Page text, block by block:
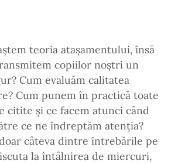
teoria atașamentului, însă
copiilor noștri un
Cum evaluăm calitatea
Cum punem în practică toate
citite și ce facem atunci când
ce ne îndreptăm atenția?
câteva dintre întrebările pe
la întâlnirea de miercuri,